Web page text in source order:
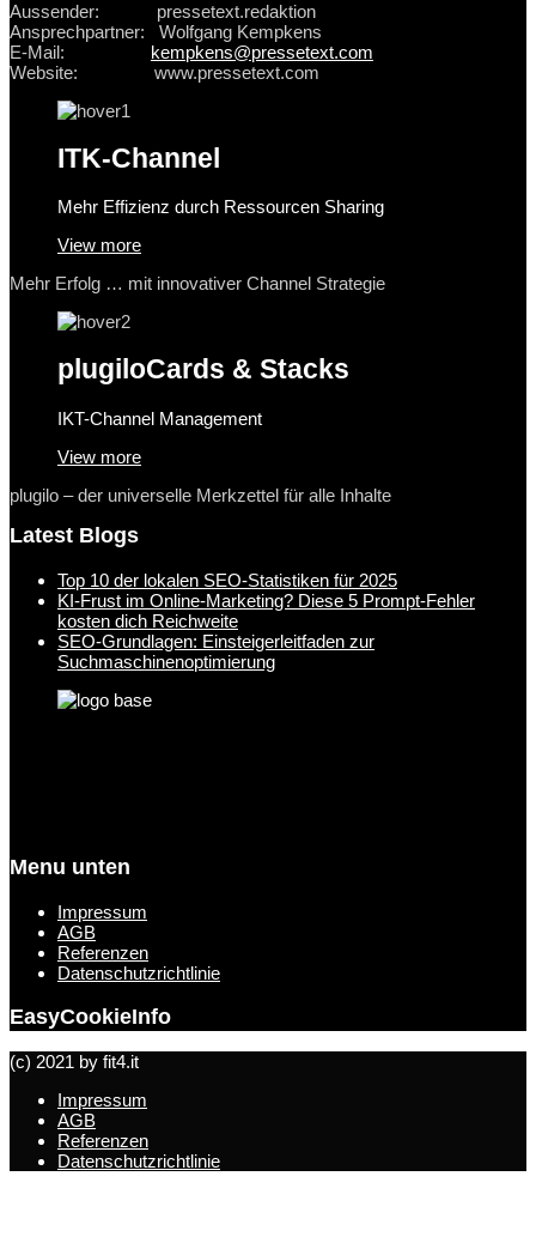
Aussender: pressetext.redaktion
Ansprechpartner: Wolfgang Kempkens
E-Mail: kempkens@pressetext.com
Website: www.pressetext.com
ITK-Channel
Mehr Effizienz durch Ressourcen Sharing
View more
Mehr Erfolg … mit innovativer Channel Strategie
plugiloCards & Stacks
IKT-Channel Management
View more
plugilo – der universelle Merkzettel für alle Inhalte
Latest Blogs
Top 10 der lokalen SEO-Statistiken für 2025
KI-Frust im Online-Marketing? Diese 5 Prompt-Fehler
kosten dich Reichweite
SEO-Grundlagen: Einsteigerleitfaden zur
Suchmaschinenoptimierung
Menu unten
Impressum
AGB
Referenzen
Datenschutzrichtlinie
EasyCookieInfo
(c) 2021 by fit4.it
Impressum
AGB
Referenzen
Datenschutzrichtlinie